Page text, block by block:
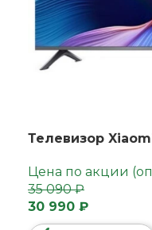
Телевизор
Цена по акции
30 990 ₽
35 090 ₽